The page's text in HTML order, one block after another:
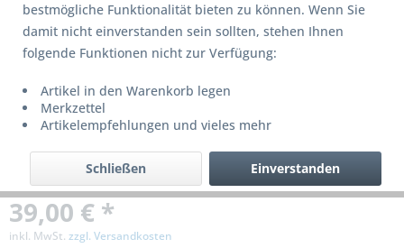
39,00 € *
inkl. MwSt. zzgl. Versandkosten
bestmögliche Funktionalität bieten zu können. Wenn Sie
damit nicht einverstanden sein sollten, stehen Ihnen
folgende Funktionen nicht zur Verfügung:
Artikel in den Warenkorb legen
Merkzettel
Artikelempfehlungen und vieles mehr
Einverstanden
Schließen